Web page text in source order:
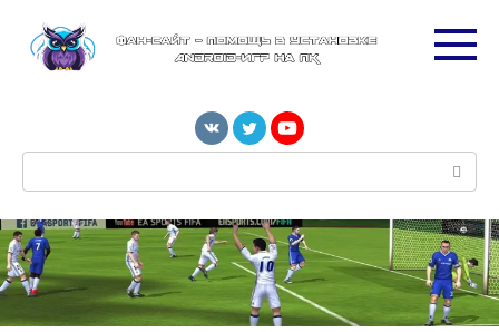
контенту